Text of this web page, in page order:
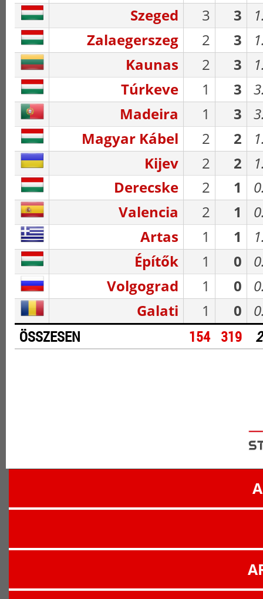
Szeged 3 3
Zalaegerszeg
2 3
Kaunas
2 3
Túrkeve
1 3
Madeira
1 3
Magyar Kábel
2 2
Kijev
2 2
Derecske
2 1
Valencia
2 1
Artas
1 1
Építők
1 0
Volgograd
1 0
Galati
1 0
ÖSSZESEN 154 319